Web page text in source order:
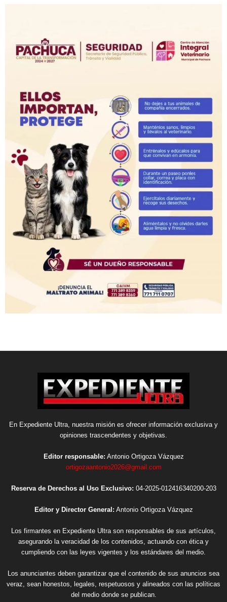
En Expediente Ultra, nuestra misión es ofrecer información exclusiva y
opiniones trascendentes y objetivas.
Editor responsable: Antonio Ortigoza Vázquez
ortigozaantonio2026@gmail.com
Reserva de Derechos al Uso Exclusivo: 04-2025-012416340200-203
Editor y Director General: Antonio Ortigoza Vázquez
Los firmantes en Expediente Ultra son responsables de sus artículos,
asegurando la veracidad de los contenidos, actuando con ética y
cumpliendo con las leyes vigentes y los estándares del medio.
Los anunciantes deben garantizar que el contenido de sus anuncios sea
veraz, sean honestos, legales, respetuosos y alineados con las políticas
del medio donde se publican.